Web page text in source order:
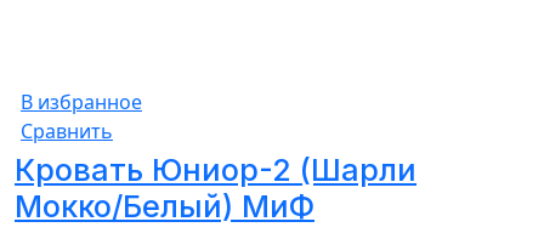
В избранное
Сравнить
Кровать Юниор-2 (Шарли
Мокко/Белый) МиФ